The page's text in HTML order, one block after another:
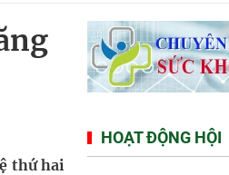
thứ hai
HOẠT ĐỘNG HỘI